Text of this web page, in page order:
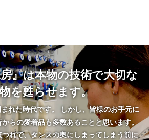
』は本物の技術で大切な
を甦らせます。
れた時代です。 しかし、皆様のお手元に
らの愛着品も多数あることと思います。
れで、タンスの奥にしまってしまう前に